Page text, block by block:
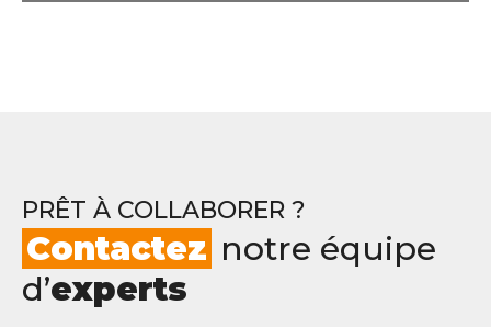
PRÊT À COLLABORER ?
Contactez notre équipe
d’experts